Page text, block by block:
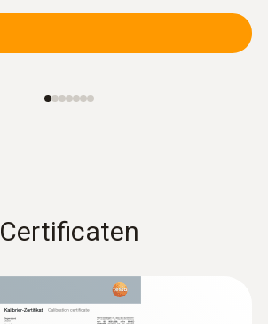
Certificaten